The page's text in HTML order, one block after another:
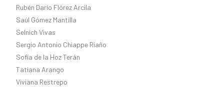
Rubén Darío Flórez Arcila
Saúl Gómez Mantilla
Selnich Vivas
Sergio Antonio Chiappe Riaño
Sofía de la Hoz Terán
Tatiana Arango
Viviana Restrepo